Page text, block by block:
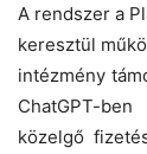
A rendszer a
keresztül
intézmény
ChatGPT-
közelgő